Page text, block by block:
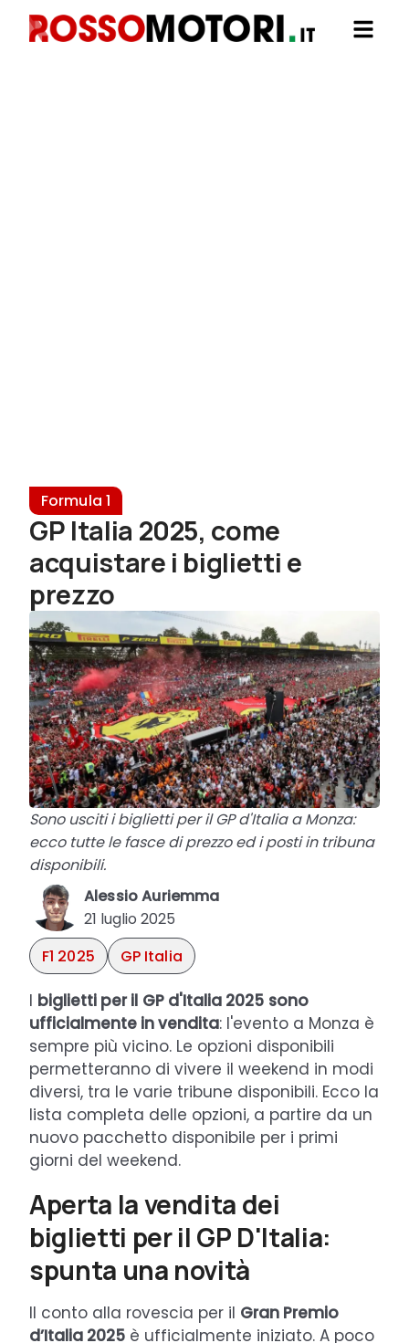
Formula 1
GP Italia 2025, come
acquistare i biglietti e
prezzo
Sono usciti i biglietti per il GP d'Italia a Monza:
ecco tutte le fasce di prezzo ed i posti in tribuna
disponibili.
Alessio Auriemma
21 luglio 2025
F1 2025
GP Italia
I biglietti per il GP d'Italia 2025 sono
ufficialmente in vendita: l'evento a Monza è
sempre più vicino. Le opzioni disponibili
permetteranno di vivere il weekend in modi
diversi, tra le varie tribune disponibili. Ecco la
lista completa delle opzioni, a partire da un
nuovo pacchetto disponibile per i primi
giorni del weekend.
Aperta la vendita dei
biglietti per il GP D'Italia:
spunta una novità
Il conto alla rovescia per il Gran Premio
d’Italia 2025 è ufficialmente iniziato. A poco